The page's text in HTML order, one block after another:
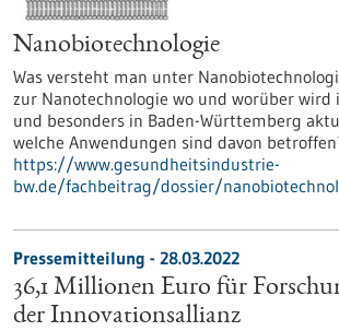
Nanobiotechnologie
Was versteht man unter
zur Nanotechnologie wo und worüber wird
und besonders in Baden-Württemberg
welche Anwendungen sind davon
https://www.gesundheitsindustrie-
bw.de/fachbeitrag/dossier/
Pressemitteilung - 28.03.2022
36,1 Millionen Euro für
der Innovationsallianz